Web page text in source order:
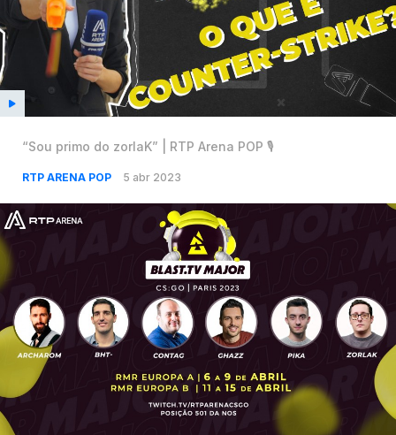
“Sou primo do zorlaK” | RTP Arena POP 🎙️
RTP ARENA POP 5 abr 2023